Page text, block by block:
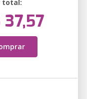
total:
37,57